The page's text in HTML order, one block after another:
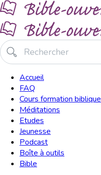
Accueil
FAQ
Cours formation biblique
Méditations
Etudes
Jeunesse
Podcast
Boîte à outils
Bible